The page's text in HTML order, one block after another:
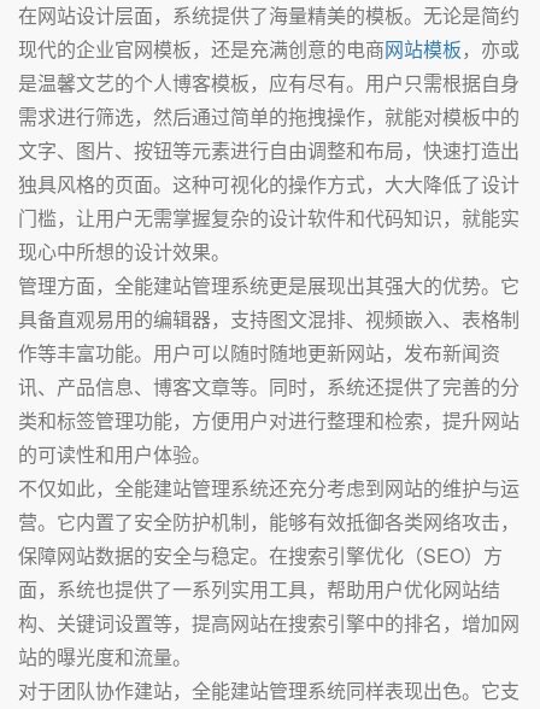
在网站设计层面，系统提供了海量精美的模板。无论是简约
现代的企业官网模板，还是充满创意的电商网站模板，亦或
是温馨文艺的个人博客模板，应有尽有。用户只需根据自身
需求进行筛选，然后通过简单的拖拽操作，就能对模板中的
文字、图片、按钮等元素进行自由调整和布局，快速打造出
独具风格的页面。这种可视化的操作方式，大大降低了设计
门槛，让用户无需掌握复杂的设计软件和代码知识，就能实
现心中所想的设计效果。
管理方面，全能建站管理系统更是展现出其强大的优势。它
具备直观易用的编辑器，支持图文混排、视频嵌入、表格制
作等丰富功能。用户可以随时随地更新网站，发布新闻资
讯、产品信息、博客文章等。同时，系统还提供了完善的分
类和标签管理功能，方便用户对进行整理和检索，提升网站
的可读性和用户体验。
不仅如此，全能建站管理系统还充分考虑到网站的维护与运
营。它内置了安全防护机制，能够有效抵御各类网络攻击，
保障网站数据的安全与稳定。在搜索引擎优化（SEO）方
面，系统也提供了一系列实用工具，帮助用户优化网站结
构、关键词设置等，提高网站在搜索引擎中的排名，增加网
站的曝光度和流量。
对于团队协作建站，全能建站管理系统同样表现出色。它支